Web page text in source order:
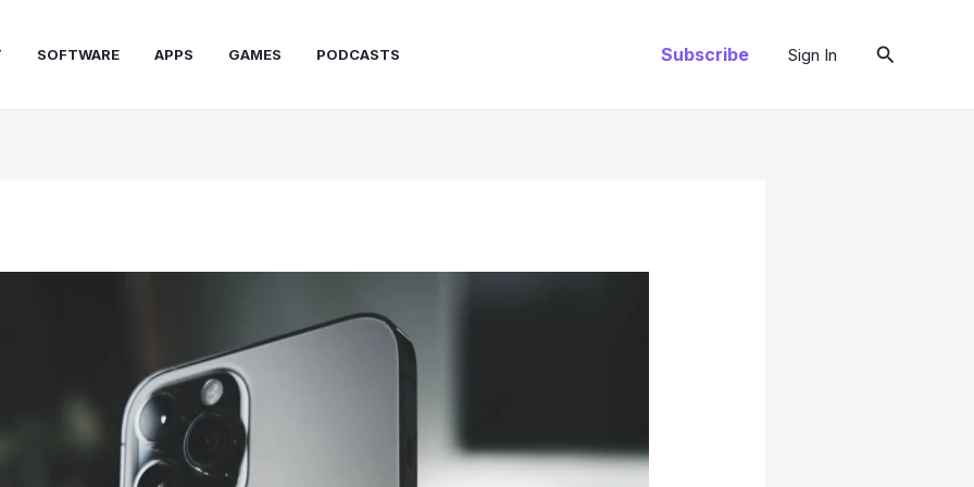
SOFTWARE APPS GAMES PODCASTS Subscribe Sign In Cari